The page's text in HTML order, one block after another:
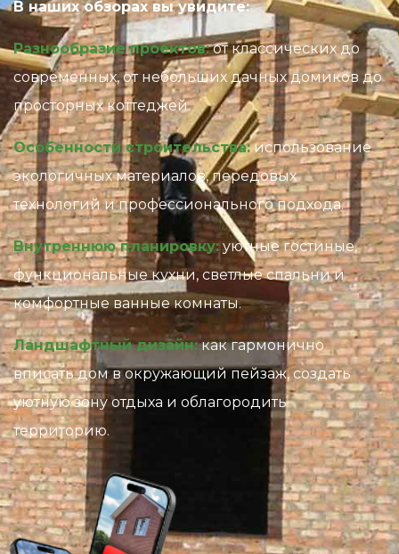
В наших обзорах вы увидите:
Разнообразие проектов:от классических до
современных, от небольших дачных домиков до
просторных коттеджей.
Особенности строительства:использование
экологичных материалов, передовых
технологий и профессионального подхода.
Внутреннюю планировку:уютные гостиные,
функциональные кухни, светлые спальни и
комфортные ванные комнаты.
Ландшафтный дизайн:как гармонично
вписать дом в окружающий пейзаж, создать
уютную зону отдыха и облагородить
территорию.